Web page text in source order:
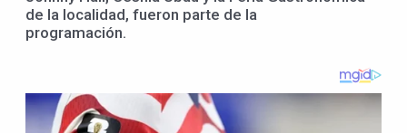
de la localidad, fueron parte de la
programación.